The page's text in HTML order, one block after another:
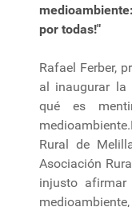
por todas!"
Rafael Ferber,
al inaugurar la
qué es
Rural de
Asociación
injusto afirmar